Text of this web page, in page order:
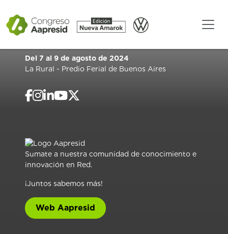
Del 7 al 9 de agosto de 2024
La Rural - Predio Ferial de Buenos Aires
Sumate a nuestra comunidad de conocimiento e
innovación en Red.
¡Juntos sabemos más!
Web Aapresid